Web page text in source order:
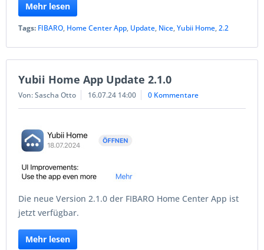
Mehr lesen
Tags: FIBARO, Home Center App, Update, Nice,Yubii Home,2.2
Yubii Home App Update 2.1.0
Von: Sascha Otto 16.07.24 14:00 0 Kommentare
Die neue Version 2.1.0 der FIBARO Home Center App ist
jetzt verfügbar.
Mehr lesen